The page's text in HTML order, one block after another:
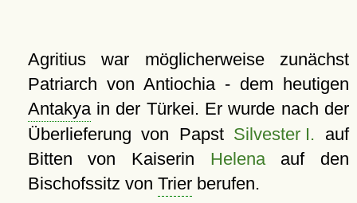
Agritius war möglicherweise zunächst
Patriarch von Antiochia - dem heutigen
Antakyain der Türkei. Er wurde nach der
Überlieferung von Papst Silvester I. auf
Bitten von Kaiserin Helenaauf den
Bischofssitz von Trierberufen.